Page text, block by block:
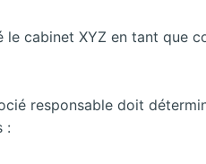
le cabinet XYZ en tant que
responsable doit
: